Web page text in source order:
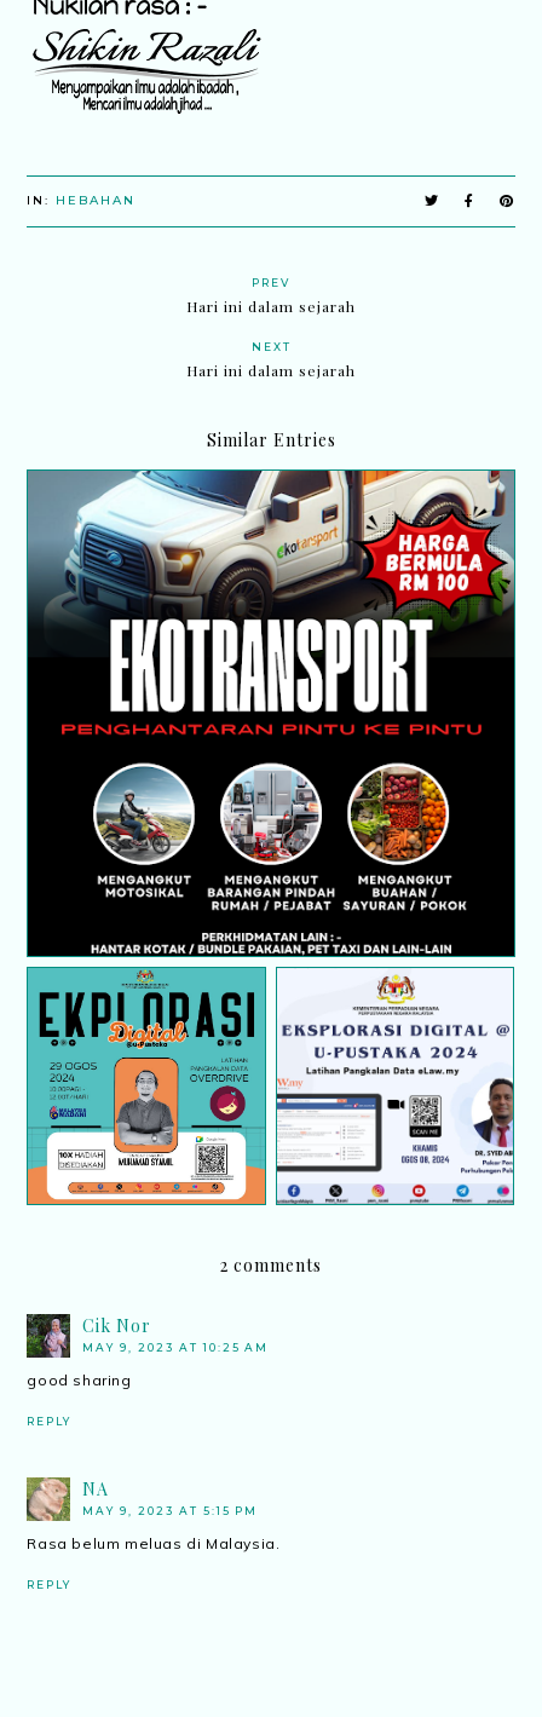
IN: HEBAHAN
PREV
Hari ini dalam sejarah
NEXT
Hari ini dalam sejarah
Similar Entries
Perkhidmatan Pindah & Pengangkutan Barang
Seluruh Malaysia : EkoTransport Sedia 24 Jam!
Eksplorasi Digital@U-
Pustaka 2024 : Latihan
Pangkalan Data
Overdrive@Libby
Eksplorasi Digital@U-
Pustaka 2024 : Latihan
Pangkalan Data
eLaw.my
2 comments
Cik Nor
MAY 9, 2023 AT 10:25 AM
good sharing
REPLY
NA
MAY 9, 2023 AT 5:15 PM
Rasa belum meluas di Malaysia.
REPLY